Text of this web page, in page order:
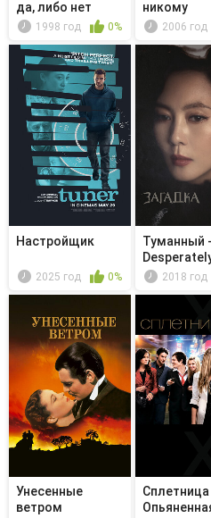
да, либо нет
1998 год 0%
никому
2006 год
Настройщик
2025 год 0%
Туманный -
Hoping2018 год
Унесенные
ветром
Сплетница